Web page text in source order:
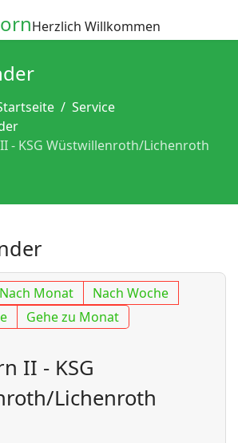
Herzlich Willkommen
Service
- KSG Wüstwillenroth/Lichenroth
Nach Monat
Nach Woche
Gehe zu Monat
II - KSG
Lichenroth